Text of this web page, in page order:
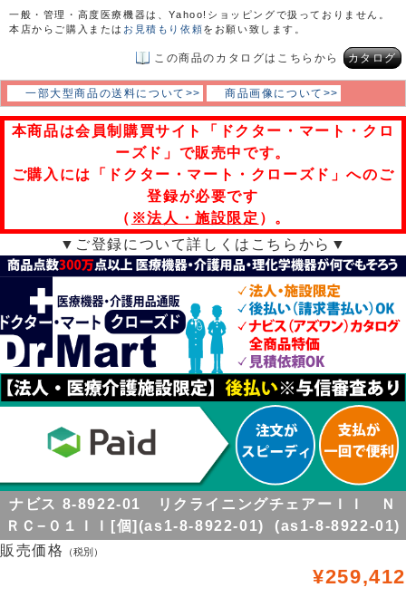
一般・管理・高度医療機器は、Yahoo!ショッピングで扱っておりません。
本店からご購入または お見積もり依頼をお願い致します。
この商品のカタログはこちらから カタログ
一部大型商品の送料について>> 商品画像について>>
本商品は会員制購買サイト「ドクター・マート・クロ
ーズド」で販売中です。
ご購入には「ドクター・マート・クローズド」へのご
登録が必要です
（ ※法人・施設限定 ）。
▼ご登録について詳しくはこちらから▼
ナビス 8-8922-01 リクライニングチェアーＩＩ Ｎ
ＲＣ−０１ＩＩ[個](as1-8-8922-01) (as1-8-8922-01)
販売価格
（税別）
¥259,412